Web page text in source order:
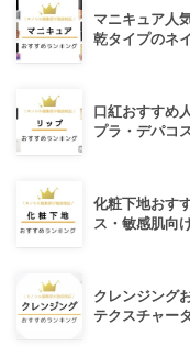
マニキュア人
乾タイプのネ
口紅おすすめ
プラ・デパコ
化粧下地おす
ス・敏感肌向
クレンジング
テクスチャー